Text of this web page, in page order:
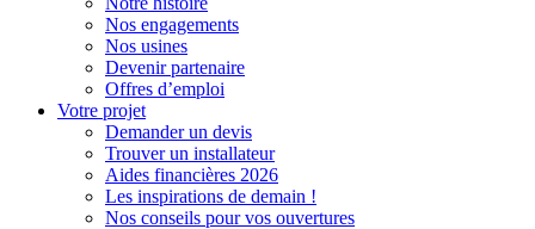
Nos engagements
Nos usines
Devenir partenaire
Offres d’emploi
Votre projet
Demander un devis
Trouver un installateur
Aides financières 2026
Les inspirations de demain !
Nos conseils pour vos ouvertures